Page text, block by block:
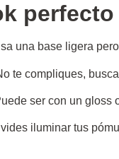
una base ligera
te compliques,
ser con un gloss
iluminar tus